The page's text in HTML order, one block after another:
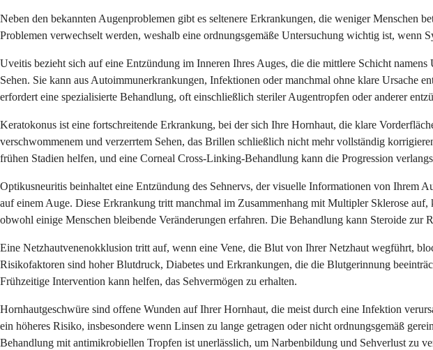
Neben den bekannten Augenproblemen gibt es seltenere Erkrankungen, die weniger Menschen
Problemen verwechselt werden, weshalb eine ordnungsgemäße Untersuchung wichtig ist, wenn
Uveitis bezieht sich auf eine Entzündung im Inneren Ihres Auges, die die mittlere Schicht
Sehen. Sie kann aus Autoimmunerkrankungen, Infektionen oder manchmal ohne klare Ursache
erfordert eine spezialisierte Behandlung, oft einschließlich steriler Augentropfen oder anderer
Keratokonus ist eine fortschreitende Erkrankung, bei der sich Ihre Hornhaut, die klare
verschwommenem und verzerrtem Sehen, das Brillen schließlich nicht mehr vollständig
frühen Stadien helfen, und eine Corneal Cross-Linking-Behandlung kann die Progression
Optikusneuritis beinhaltet eine Entzündung des Sehnervs, der visuelle Informationen von Ihrem
auf einem Auge. Diese Erkrankung tritt manchmal im Zusammenhang mit Multipler Sklerose
obwohl einige Menschen bleibende Veränderungen erfahren. Die Behandlung kann Steroide zur
Eine Netzhautvenenokklusion tritt auf, wenn eine Vene, die Blut von Ihrer Netzhaut wegführt,
Risikofaktoren sind hoher Blutdruck, Diabetes und Erkrankungen, die die Blutgerinnung
Frühzeitige Intervention kann helfen, das Sehvermögen zu erhalten.
Hornhautgeschwüre sind offene Wunden auf Ihrer Hornhaut, die meist durch eine Infektion
ein höheres Risiko, insbesondere wenn Linsen zu lange getragen oder nicht ordnungsgemäß
Behandlung mit antimikrobiellen Tropfen ist unerlässlich, um Narbenbildung und Sehverlust zu